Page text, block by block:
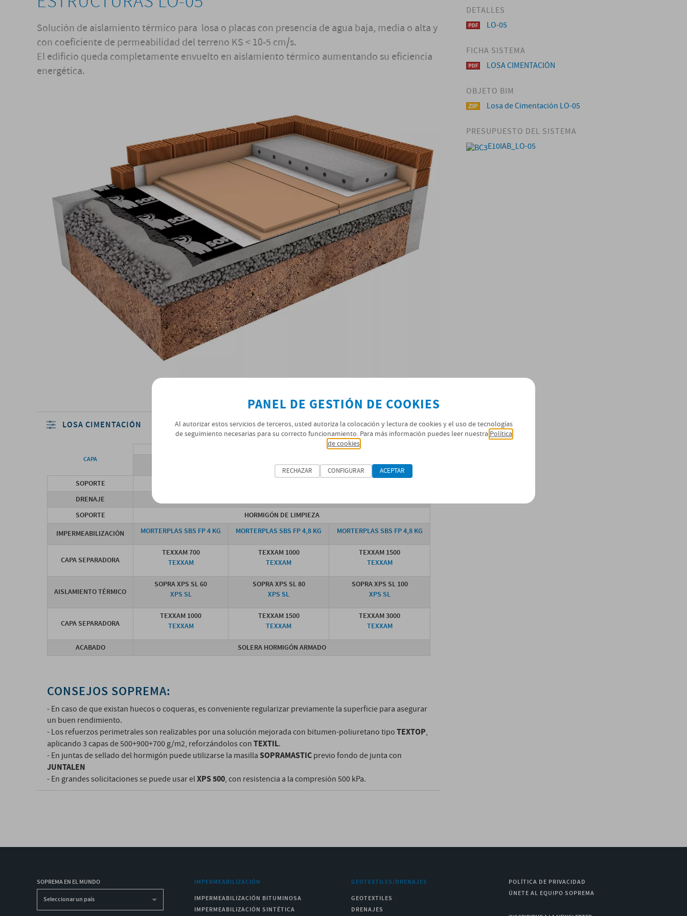
Solución de aislamiento térmico para losa o placas con presencia de agua baja, media o alta y
con coeficiente de permeabilidad del terreno KS < 10-5 cm/s.
El edificio queda completamente envuelto en aislamiento térmico aumentando su eficiencia
energética.
LOSA CIMENTACIÓN
CAPA
SISTEMA ÓPTIMO
SISTEMA REFORZADO
SOPORTE
DRENAJE
SOPORTE
HORMIGÓN DE LIMPIEZA
IMPERMEABILIZACIÓN
MORTERPLAS SBS FP 4 KG MORTERPLAS SBS FP 4,8 KG MORTERPLAS SBS FP 4,8 KG
CAPA SEPARADORA
TEXXAM 700
TEXXAM
TEXXAM 1000
TEXXAM
TEXXAM 1500
TEXXAM
AISLAMIENTO TÉRMICO
SOPRA XPS SL 60
XPS SL
SOPRA XPS SL 80
XPS SL
SOPRA XPS SL 100
XPS SL
CAPA SEPARADORA
TEXXAM 1000
TEXXAM
TEXXAM 1500
TEXXAM
TEXXAM 3000
TEXXAM
ACABADO SOLERA HORMIGÓN ARMADO
CONSEJOS SOPREMA:
- En caso de que existan huecos o coqueras, es conveniente regularizar previamente la superficie para asegurar
un buen rendimiento.
- Los refuerzos perimetrales son realizables por una solución mejorada con bitumen-poliuretano tipoTEXTOP,
aplicando 3 capas de 500+900+700 g/m2, reforzándolos conTEXTIL.
- En juntas de sellado del hormigón puede utilizarse la masillaSOPRAMASTICprevio fondo de junta con
JUNTALEN
- En grandes solicitaciones se puede usar elXPS 500, con resistencia a la compresión 500 kPa.
DETALLES
LO-05
FICHA SISTEMA
LOSA CIMENTACIÓN
OBJETO BIM
Losa de Cimentación LO-05
PRESUPUESTO DEL SISTEMA
E10IAB_LO-05
SOPREMA EN EL MUNDO
Seleccionar un país
IMPERMEABILIZACIÓN
IMPERMEABILIZACIÓN BITUMINOSA
IMPERMEABILIZACIÓN SINTÉTICA
GEOTEXTILES/DRENAJES
GEOTEXTILES
DRENAJES
POLÍTICA DE PRIVACIDAD
ÚNETE AL EQUIPO SOPREMA
PANEL DE GESTIÓN DE COOKIES
Al autorizar estos servicios de terceros, usted autoriza la colocación y lectura de cookies y el uso de tecnologías
de seguimiento necesarias para su correcto funcionamiento. Para más información puedes leer nuestra Política
de cookies
RECHAZAR CONFIGURAR ACEPTAR